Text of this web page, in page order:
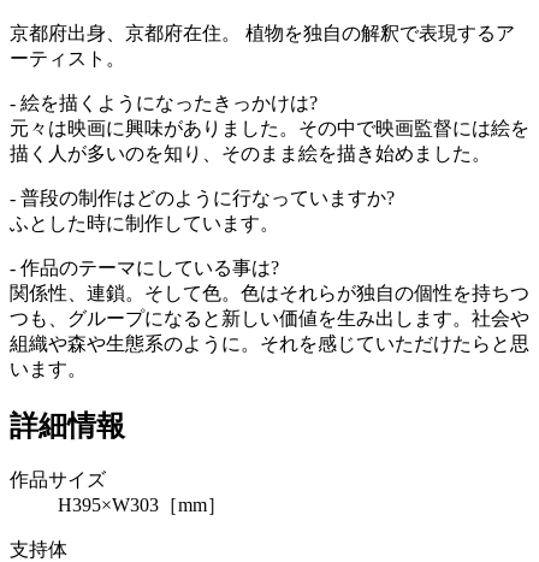
京都府出身、京都府在住。 植物を独自の解釈で表現するア
ーティスト。
- 絵を描くようになったきっかけは?
元々は映画に興味がありました。その中で映画監督には絵を
描く人が多いのを知り、そのまま絵を描き始めました。
- 普段の制作はどのように行なっていますか?
ふとした時に制作しています。
- 作品のテーマにしている事は?
関係性、連鎖。そして色。色はそれらが独自の個性を持ちつ
つも、グループになると新しい価値を生み出します。社会や
組織や森や生態系のように。それを感じていただけたらと思
います。
詳細情報
作品サイズ
H395×W303［mm］
支持体